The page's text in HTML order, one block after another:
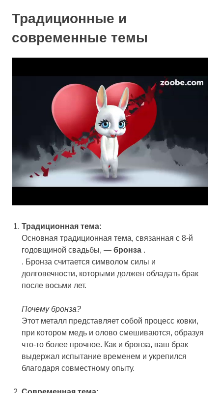
Традиционные и
современные темы
Традиционная тема:
Основная традиционная тема, связанная с 8-й
годовщиной свадьбы, — бронза .
. Бронза считается символом силы и
долговечности, которыми должен обладать брак
после восьми лет.
Почему бронза?
Этот металл представляет собой процесс ковки,
при котором медь и олово смешиваются, образуя
что-то более прочное. Как и бронза, ваш брак
выдержал испытание временем и укрепился
благодаря совместному опыту.